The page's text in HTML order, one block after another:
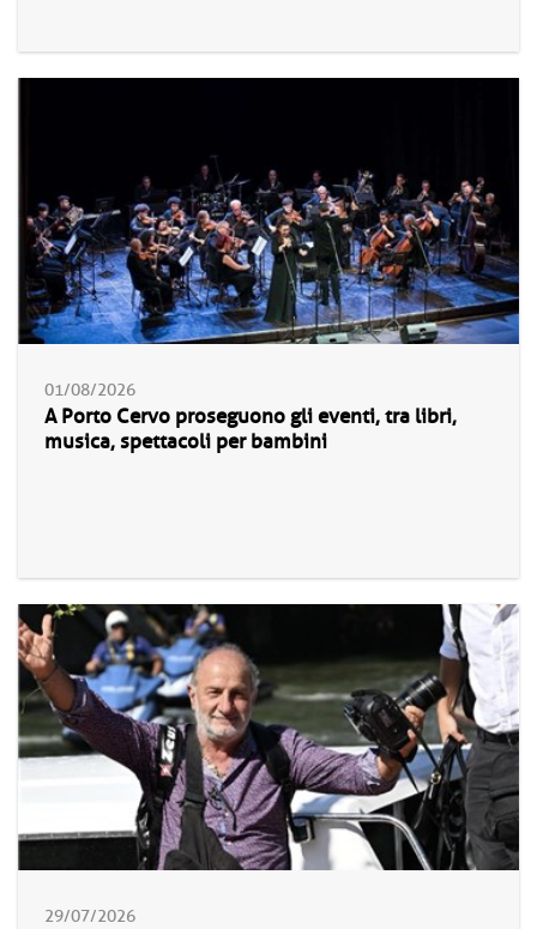
01/08/2026
A Porto Cervo proseguono gli eventi, tra libri,
musica, spettacoli per bambini
29/07/2026